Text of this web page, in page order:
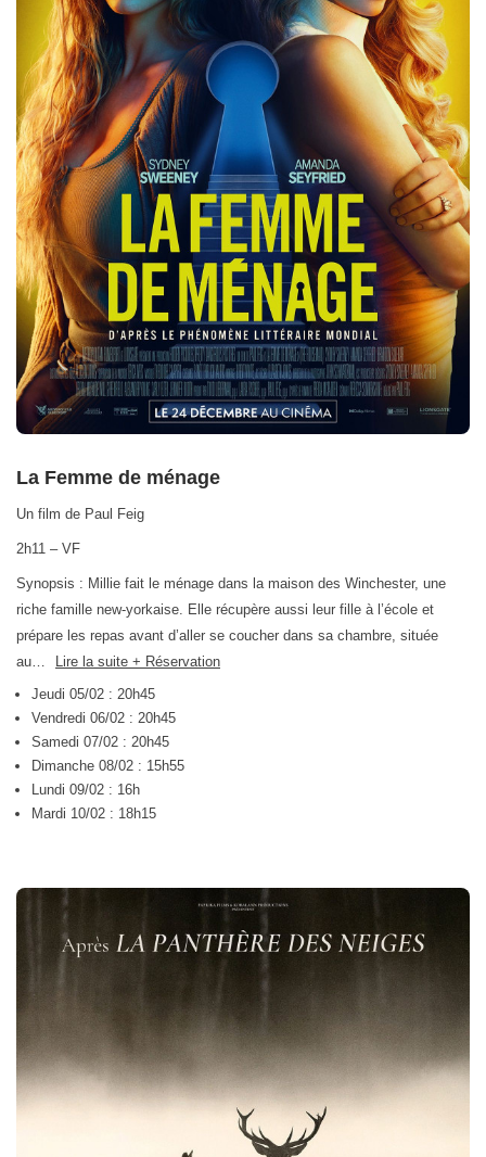
La Femme de ménage
Un film de Paul Feig
2h11 – VF
Synopsis : Millie fait le ménage dans la maison des Winchester, une
riche famille new-yorkaise. Elle récupère aussi leur fille à l’école et
prépare les repas avant d’aller se coucher dans sa chambre, située
au…
Lire la suite + Réservation
Jeudi 05/02 : 20h45
Vendredi 06/02 : 20h45
Samedi 07/02 : 20h45
Dimanche 08/02 : 15h55
Lundi 09/02 : 16h
Mardi 10/02 : 18h15